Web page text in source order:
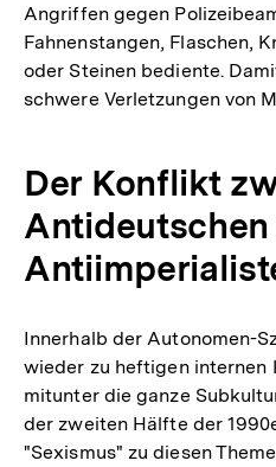
Angriffen gegen
Fahnenstangen, Flaschen,
oder Steinen bediente.
schwere Verletzungen von
Der Konflikt
Antideutschen
Innerhalb der Autonomen-
wieder zu heftigen internen
mitunter die ganze
der zweiten Hälfte der
"Sexismus" zu diesen